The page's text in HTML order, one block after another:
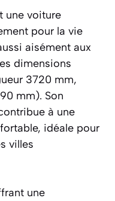
une voiture
pour la vie
aisément aux
dimensions
3720 mm,
mm). Son
à une
idéale pour
villes
une